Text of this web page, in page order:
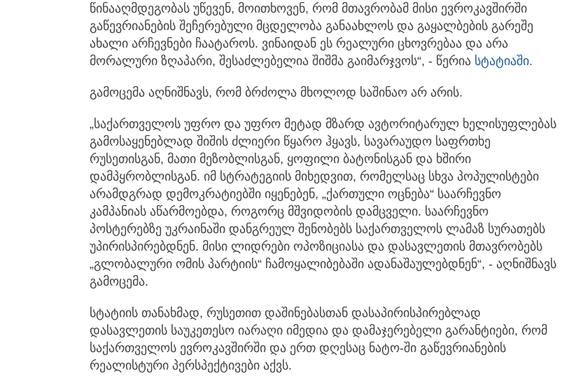
წინააღმდეგობას უწევენ, მოითხოვენ, რომ მთავრობამ მისი ევროკავშირში
გაწევრიანების შეჩერებული მცდელობა განაახლოს და გაყალბების გარეშე
ახალი არჩევნები ჩაატაროს. ვინაიდან ეს რეალური ცხოვრებაა და არა
მორალური ზღაპარი, შესაძლებელია შიშმა გაიმარჯვოს“, - წერია სტატიაში.
გამოცემა აღნიშნავს, რომ ბრძოლა მხოლოდ საშინაო არ არის.
„საქართველოს უფრო და უფრო მეტად მზარდ ავტორიტარულ ხელისუფლებას
გამოსაყენებლად შიშის ძლიერი წყარო ჰყავს, სავარაუდო საფრთხე
რუსეთისგან, მათი მეზობლისგან, ყოფილი ბატონისგან და ხშირი
დამპყრობლისგან. იმ სტრატეგიის მიხედვით, რომელსაც სხვა პოპულისტები
არამდგრად დემოკრატიებში იყენებენ, „ქართული ოცნება“ საარჩევნო
კამპანიას აწარმოებდა, როგორც მშვიდობის დამცველი. საარჩევნო
პოსტერებზე უკრაინაში დანგრეულ შენობებს საქართველოს ლამაზ სურათებს
უპირისპირებდნენ. მისი ლიდრები ოპოზიციასა და დასავლეთის მთავრობებს
„გლობალური ომის პარტიის“ ჩამოყალიბებაში ადანაშაულებდნენ“, - აღნიშნავს
გამოცემა.
სტატიის თანახმად, რუსეთით დაშინებასთან დასაპირისპირებლად
დასავლეთის საუკეთესო იარაღი იმედია და დამაჯერებელი გარანტიები, რომ
საქართველოს ევროკავშირში და ერთ დღესაც ნატო-ში გაწევრიანების
რეალისტური პერსპექტივები აქვს.